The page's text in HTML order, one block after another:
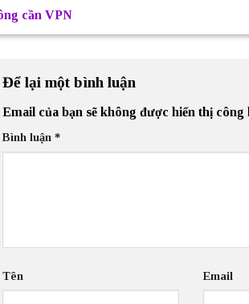
cần VPN
Để lại một bình luận
Email của bạn sẽ không được hiển thị công
Bình luận *
Tên Email